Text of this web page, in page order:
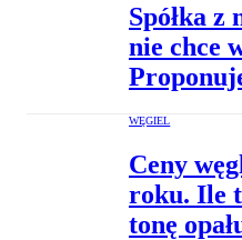
Spółka z
nie chce
WĘGIEL
Ceny
roku. Ile
tonę